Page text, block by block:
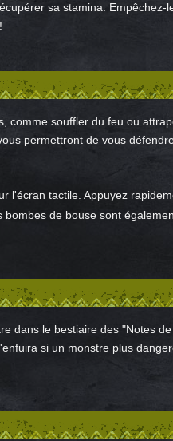
sa stamina. Empêchez-
comme souffler du feu ou
permettront de vous
l'écran tactile. Appuyez
bombes de bouse sont
dans le bestiaire des "Notes
si un monstre plus